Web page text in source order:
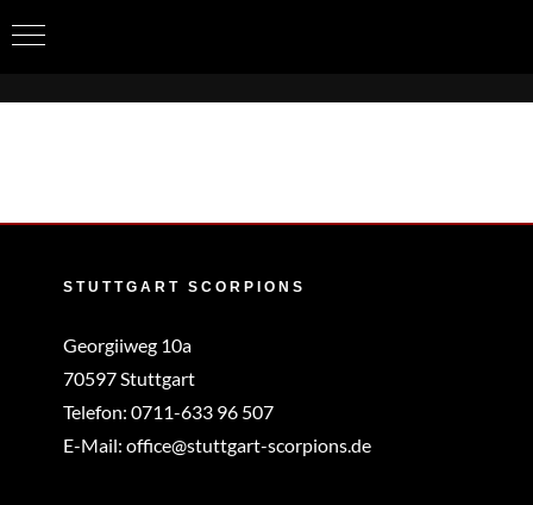
STUTTGART SCORPIONS
Georgiiweg 10a
70597 Stuttgart
Telefon: 0711-633 96 507
E-Mail: office@stuttgart-scorpions.de